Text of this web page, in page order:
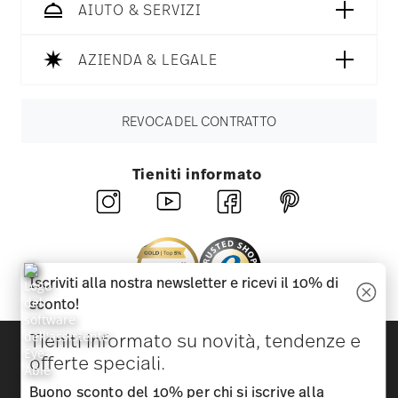
AIUTO & SERVIZI
AZIENDA & LEGALE
REVOCA DEL CONTRATTO
Tieniti informato
Scopri tutti i nostri brand
Bellezza e funzionalità per la tua casa
Iscriviti alla nostra newsletter e ricevi il 10% di
sconto!
Tieniti informato su novità, tendenze e
offerte speciali.
Buono sconto del 10% per chi si iscrive alla